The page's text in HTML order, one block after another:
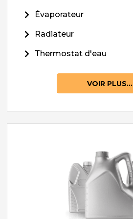
Évaporateur
Radiateur
Thermostat d'eau
VOIR PLUS...